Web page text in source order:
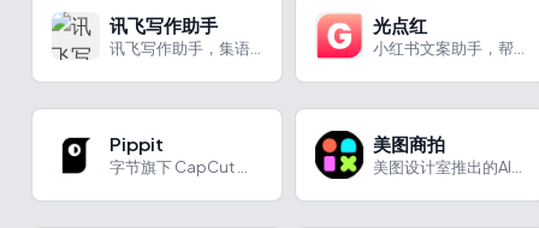
讯飞写作助手 光点红
Pippit 美图商拍